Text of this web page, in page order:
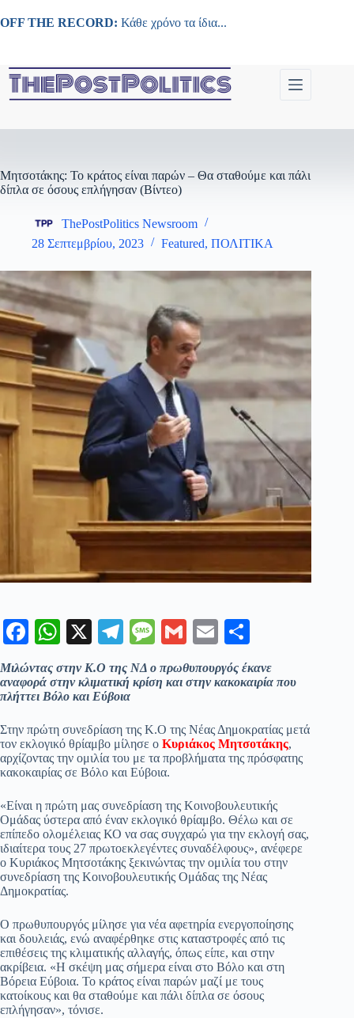
στο
OFF THE RECORD: Κάθε χρόνο τα ίδια...
Μητσοτάκης: Το κράτος είναι παρών – Θα σταθούμε και πάλι
δίπλα σε όσους επλήγησαν (Βίντεο)
ThePostPolitics Newsroom
28 Σεπτεμβρίου, 2023
Featured, ΠΟΛΙΤΙΚΑ
Fa
bo
ok
W
ha
ts
A
pp
X
Te
le
gr
a
m
M
sa
G
m
ail
E
m
ail ρ
στ
εί
Μιλώντας στην Κ.Ο της ΝΔ ο πρωθυπουργός έκανε
αναφορά στην κλιματική κρίση και στην κακοκαιρία που
πλήττει Βόλο και Εύβοια
Στην πρώτη συνεδρίαση της Κ.Ο της Νέας Δημοκρατίας μετά
τον εκλογικό θρίαμβο μίλησε ο Κυριάκος Μητσοτάκης,
αρχίζοντας την ομιλία του με τα προβλήματα της πρόσφατης
κακοκαιρίας σε Βόλο και Εύβοια.
«Είναι η πρώτη μας συνεδρίαση της Κοινοβουλευτικής
Ομάδας ύστερα από έναν εκλογικό θρίαμβο. Θέλω και σε
επίπεδο ολομέλειας ΚΟ να σας συγχαρώ για την εκλογή σας,
ιδιαίτερα τους 27 πρωτοεκλεγέντες συναδέλφους», ανέφερε
ο Κυριάκος Μητσοτάκης ξεκινώντας την ομιλία του στην
συνεδρίαση της Κοινοβουλευτικής Ομάδας της Νέας
Δημοκρατίας.
Ο πρωθυπουργός μίλησε για νέα αφετηρία ενεργοποίησης
και δουλειάς, ενώ αναφέρθηκε στις καταστροφές από τις
επιθέσεις της κλιματικής αλλαγής, όπως είπε, και στην
ακρίβεια. «Η σκέψη μας σήμερα είναι στο Βόλο και στη
Βόρεια Εύβοια. Το κράτος είναι παρών μαζί με τους
κατοίκους και θα σταθούμε και πάλι δίπλα σε όσους
επλήγησαν», τόνισε.